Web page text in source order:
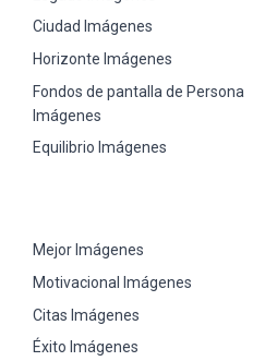
Ciudad Imágenes
Horizonte Imágenes
Fondos de pantalla de Persona
Imágenes
Equilibrio Imágenes
Mejor Imágenes
Motivacional Imágenes
Citas Imágenes
Éxito Imágenes